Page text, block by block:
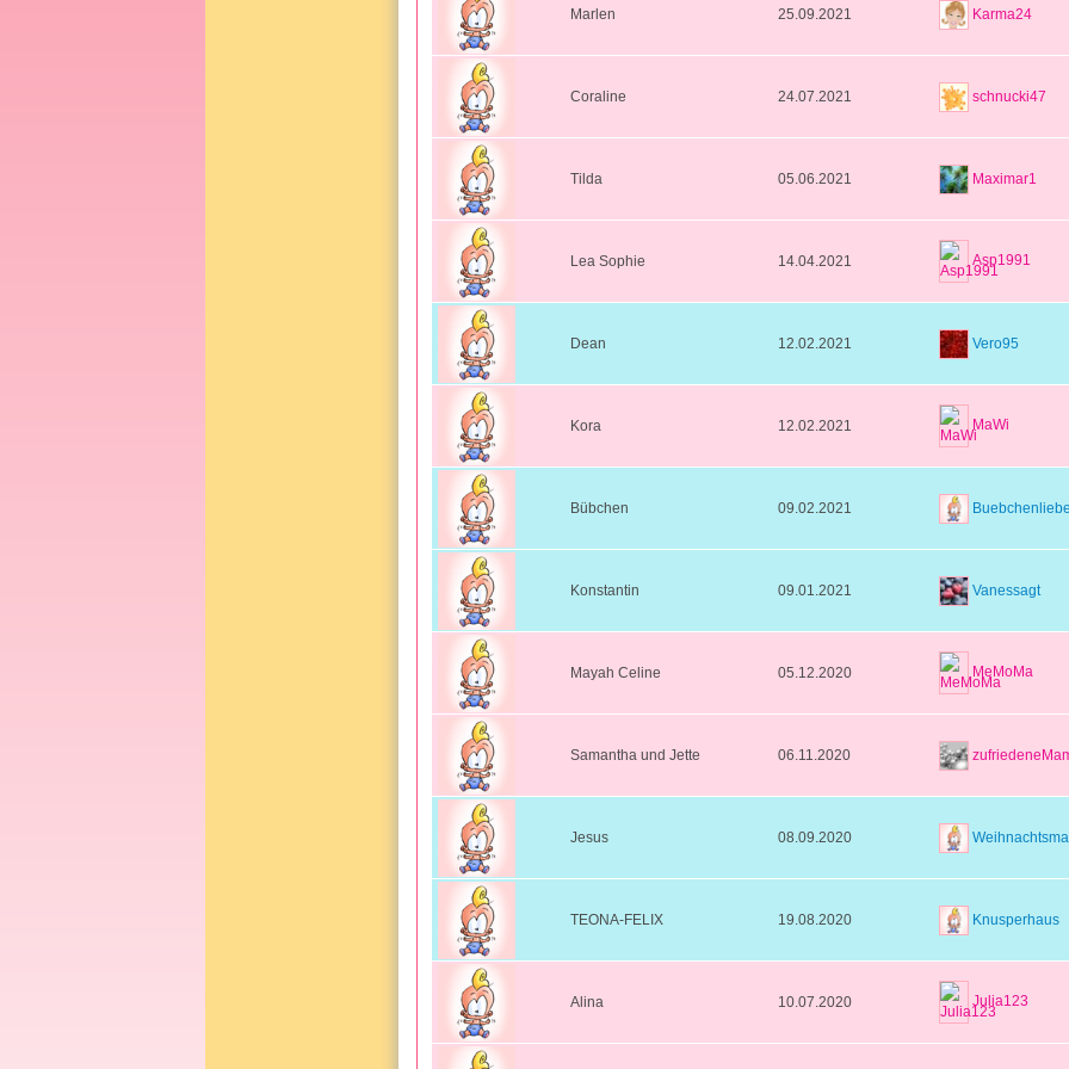
Marlen 25.09.2021 Karma24
Coraline 24.07.2021 schnucki47
Tilda 05.06.2021 Maximar1
Lea Sophie 14.04.2021 Asp1991
Dean 12.02.2021 Vero95
Kora 12.02.2021 MaWi
Bübchen 09.02.2021
Konstantin 09.01.2021 Vanessagt
Mayah Celine 05.12.2020 MeMoMa
Samantha und Jette 06.11.2020
Jesus 08.09.2020
TEONA-FELIX 19.08.2020 Knusperhaus
Alina 10.07.2020 Julia123